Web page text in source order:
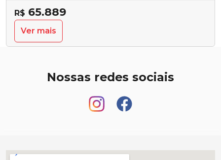
R$ 65.889
Ver mais
Nossas redes sociais